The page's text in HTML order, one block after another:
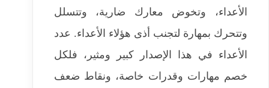
الأعداء، وتخوض معارك ضارية، وتتسلل
وتتحرك بمهارة لتجنب أذى هؤلاء الأعداء. عدد
الأعداء في هذا الإصدار كبير ومثير، فلكل
خصم مهارات وقدرات خاصة، ونقاط ضعف